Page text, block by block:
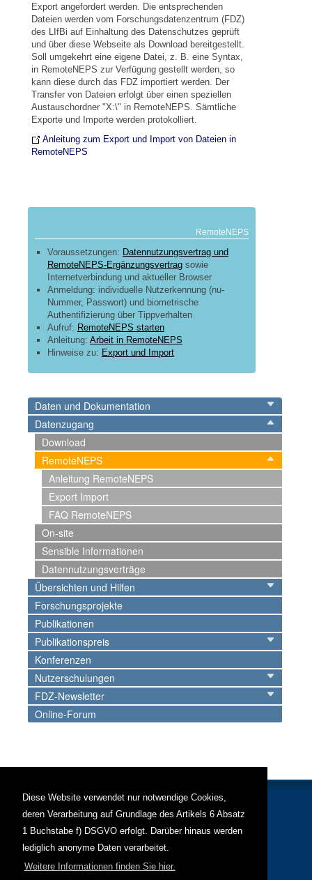
Diese Website verwendet nur notwendige Cookies,
deren Verarbeitung auf Grundlage des Artikels 6 Absatz
1 Buchstabe f) DSGVO erfolgt. Darüber hinaus werden
lediglich anonyme Daten verarbeitet.
Weitere Informationen finden Sie hier.
Daten und Dokumentation
Datenzugang
Download
RemoteNEPS
Anleitung RemoteNEPS
Export Import
FAQ RemoteNEPS
On-site
Sensible Informationen
Datennutzungsverträge
Übersichten und Hilfen
Forschungsprojekte
Publikationen
Publikationspreis
Konferenzen
Nutzerschulungen
FDZ-Newsletter
Online-Forum
Export angefordert werden. Die entsprechenden
Dateien werden vom Forschungsdatenzentrum (FDZ)
des LIfBi auf Einhaltung des Datenschutzes geprüft
und über diese Webseite als Download bereitgestellt.
Soll umgekehrt eine eigene Datei, z. B. eine Syntax,
in RemoteNEPS zur Verfügung gestellt werden, so
kann diese durch das FDZ importiert werden. Der
Transfer von Dateien erfolgt über einen speziellen
Austauschordner "X:\" in RemoteNEPS. Sämtliche
Exporte und Importe werden protokolliert.
Anleitung zum Export und Import von Dateien in
RemoteNEPS
RemoteNEPS
Voraussetzungen: Datennutzungsvertrag und
RemoteNEPS-Ergänzungsvertrag sowie
Internetverbindung und aktueller Browser
Anmeldung: individuelle Nutzerkennung (nu-
Nummer, Passwort) und biometrische
Authentifizierung über Tippverhalten
Aufruf: RemoteNEPS starten
Anleitung: Arbeit in RemoteNEPS
Hinweise zu: Export und Import
Personen
Mitarbeiter
Weiteres
Kontakt
Impressum